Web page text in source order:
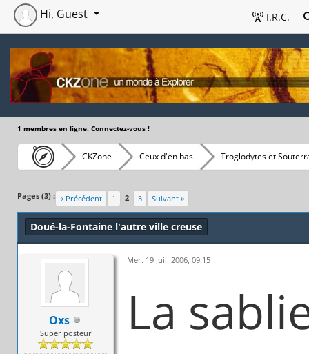
I.R.C.
Hi, Guest
1 membres en ligne. Connectez-vous !
CKZone Ceux d'en bas Troglodytes et
Pages (3) : « Précédent 1 2 3 Suivant »
Doué-la-Fontaine l'autre ville creuse
Oxs
Super posteur
Mer. 19 Juil. 2006, 09:15
La